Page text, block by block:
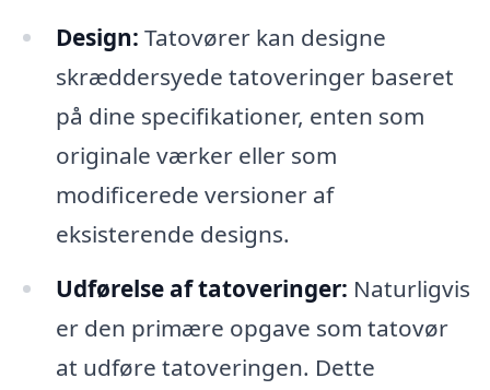
Design: Tatovører kan designe
skræddersyede tatoveringer baseret
på dine specifikationer, enten som
originale værker eller som
modificerede versioner af
eksisterende designs.
Udførelse af tatoveringer: Naturligvis
er den primære opgave som tatovør
at udføre tatoveringen. Dette